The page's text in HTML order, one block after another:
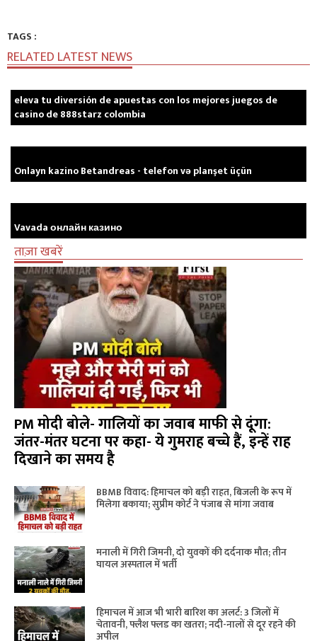
TAGS :
RELATED LATEST NEWS
eleva tu diversión de apuestas con los mejores juegos de
casino de 888starz colombia
Onlayn kazino Betandreas - telefon və planşet üçün
Vavada онлайн казино
ताज़ा खबरें
PM मोदी बोले- गालियों का जवाब माफी से दूंगा:
जंतर-मंतर घटना पर कहा- ये गुमराह बच्चे हैं, इन्हें राह
दिखाने का समय है
BBMB विवाद: हिमाचल को बड़ी राहत, बिजली के रूप में
मिलेगा बकाया; सुप्रीम कोर्ट ने पंजाब से मांगा जवाब
मनाली में गिरी जिमनी, दो युवकों की दर्दनाक मौत; तीन
घायल अस्पताल में भर्ती
हिमाचल में आज भी भारी बारिश का अलर्ट: 3 जिलों में
चेतावनी, फ्लैश फ्लड का खतरा; नदी-नालों से दूर रहने की
अपील